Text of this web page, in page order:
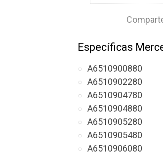
Específicas
A6510900880
A6510902280
A6510904780
A6510904880
A6510905280
A6510905480
A6510906080